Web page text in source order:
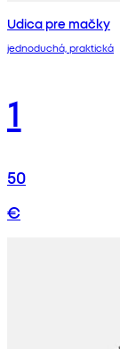
Udica pre mačky
jednoduchá, praktická
1
50
€